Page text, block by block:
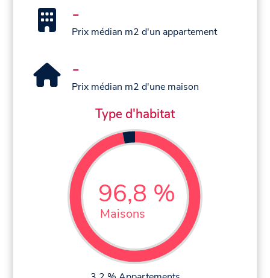
-
Prix médian m2 d'un appartement
-
Prix médian m2 d'une maison
Type d'habitat
96,8 %
Maisons